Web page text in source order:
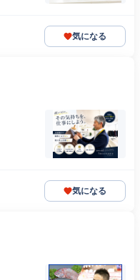
気になる
気になる